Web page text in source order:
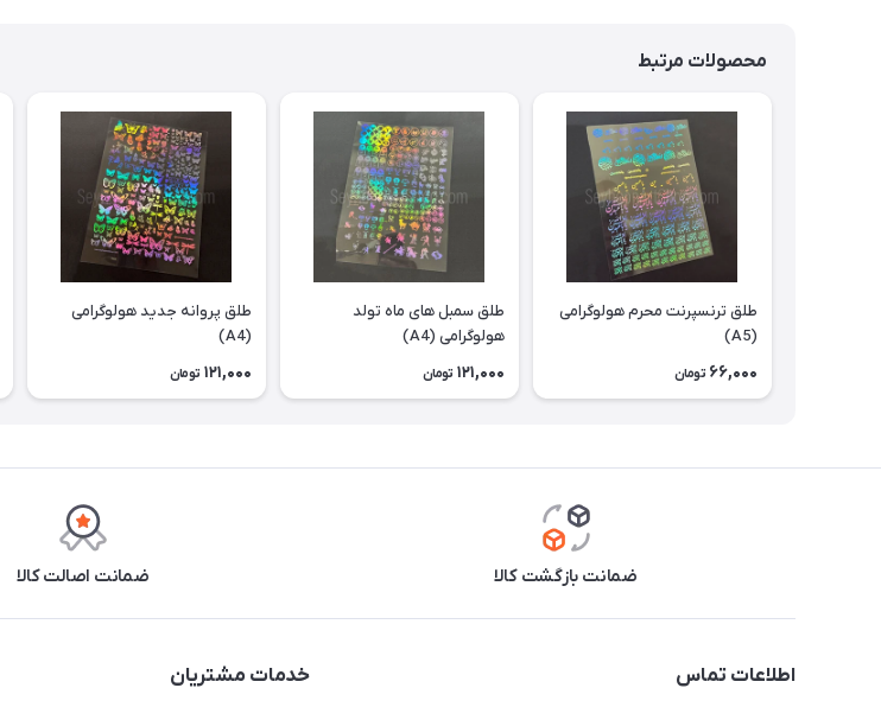
محصولات مرتبط
طلق ترنسپرنت محرم هولوگرامی
(A5)
66,000 تومان
طلق سمبل های ماه تولد
هولوگرامی (A4)
121,000 تومان
طلق پروانه جدید هولوگرامی
(A4)
121,000 تومان
ضمانت بازگشت کالا ضمانت اصالت کالا
اطلاعات تماس خدمات مشتریان